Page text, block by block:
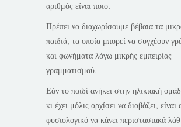
αριθμός είναι ποιο.
Πρέπει να διαχωρίσουμε βέβαια τα
παιδιά, τα οποία μπορεί να συγχέουν
και φωνήματα λόγω μικρής εμπειρίας
γραμματισμού.
Εάν το παιδί ανήκει στην ηλικιακή
κι έχει μόλις αρχίσει να διαβάζει,
φυσιολογικό να κάνει περιστασιακά